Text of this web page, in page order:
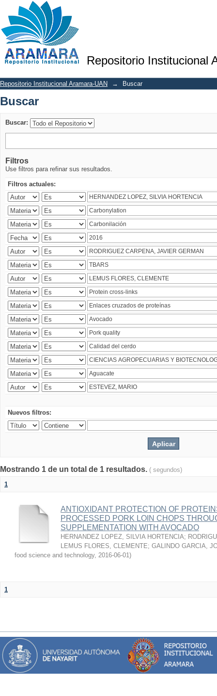
Repositorio Institucional
Buscar
Repositorio Institucional Aramara-UAN → Buscar
Buscar
Buscar:
Filtros
Use filtros para refinar sus resultados.
Filtros actuales:
Nuevos filtros:
Mostrando 1 de un total de 1 resultados. ( segundos)
1
ANTIOXIDANT PROTECTION OF
PROCESSED PORK LOIN CHOPS
SUPPLEMENTATION WITH AVOCADO
HERNANDEZ LOPEZ, SILVIA HORTENCIA;
LEMUS FLORES, CLEMENTE; GALINDO GARCIA,
food science and technology, 2016-06-01)
1